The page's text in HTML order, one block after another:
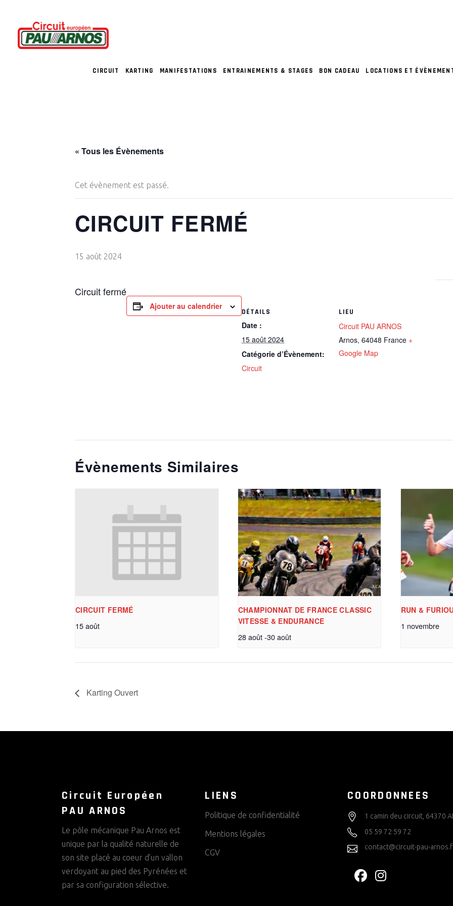
CIRCUIT KARTING MANIFESTATIONS ENTRAINEMENTS & STAGES BON CADEAU LOCATIONS ET
« Tous les Évènements
Cet évènement est passé.
CIRCUIT FERMÉ
15 août 2024
Circuit fermé
Ajouter au calendrier
DÉTAILS
Date :
15 août 2024
Catégorie d’Évènement:
Circuit
LIEU
Circuit PAU ARNOS
Arnos, 64048 France +
Google Map
Évènements Similaires
CIRCUIT FERMÉ
15 août
CHAMPIONNAT DE FRANCE CLASSIC
VITESSE & ENDURANCE
28 août -30 août
RUN &
1 novembre
Karting Ouvert
Circuit Européen
PAU ARNOS
Le pôle mécanique Pau Arnos est
unique par la qualité naturelle de
son site placé au coeur d’un vallon
verdoyant au pied des Pyrénées et
par sa configuration sélective.
LIENS
Politique de confidentialité
Mentions légales
CGV
COORDONNEES
1 camin deu circuit, 64370
05 59 72 59 72
contact@circuit-pau-